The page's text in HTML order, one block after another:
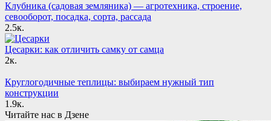
Клубника (садовая земляника) — агротехника, строение,
севооборот, посадка, сорта, рассада
2.5к.
Цесарки: как отличить самку от самца
2к.
Круглогодичные теплицы: выбираем нужный тип
конструкции
1.9к.
Читайте нас в Дзене